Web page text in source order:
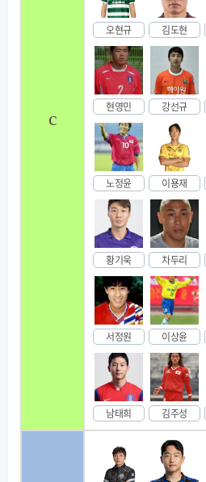
c
오현규 김도현
현영민 강선규
노정윤 이용재
황기욱 차두리
서정원 이상윤
남태희 김주성